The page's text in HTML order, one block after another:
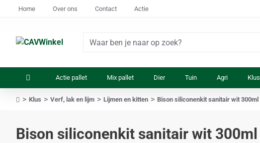
Home Over ons Contact Actie
Waar
op
Actie pallet Mix pallet Dier Tuin Agri Klus
Bison siliconenkit sanitair wit 300ml
Klus Verf, lak en lijm Lijmen en kitten Bison siliconenkit sanitair wit 300ml